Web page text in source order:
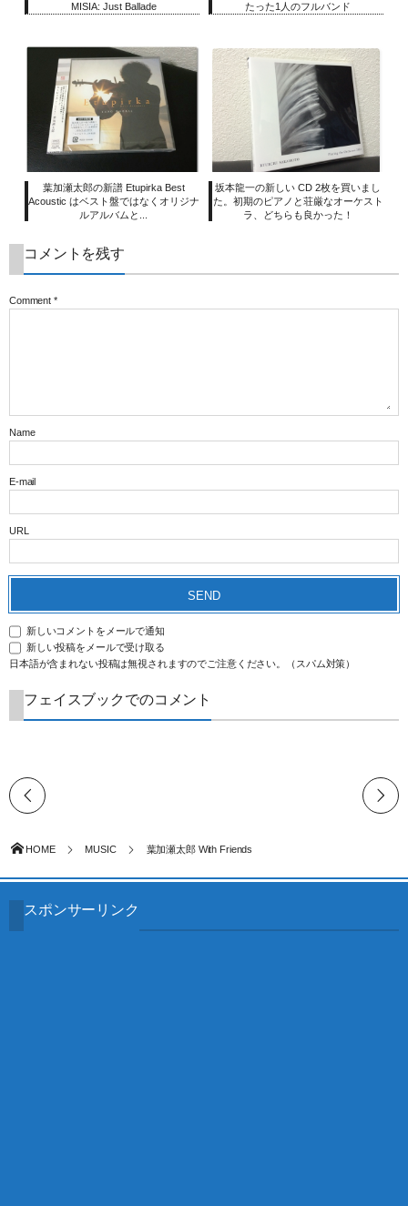
MISIA: Just Ballade たった1人のフルバンド
葉加瀬太郎の新譜 Etupirka Best
Acoustic はベスト盤ではなくオリジナ
ルアルバムと...
坂本龍一の新しい CD 2枚を買いまし
た。初期のピアノと荘厳なオーケスト
ラ、どちらも良かった！
コメントを残す
Comment *
Name
E-mail
URL
新しいコメントをメールで通知
新しい投稿をメールで受け取る
日本語が含まれない投稿は無視されますのでご注意ください。（スパム対策）
フェイスブックでのコメント
HOME MUSIC 葉加瀬太郎 With Friends
スポンサーリンク